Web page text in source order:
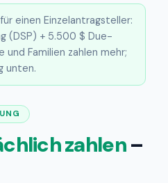
für einen Einzelantragsteller:
(DSP) + 5.500 $ Due-
und Familien zahlen mehr;
unten.
zahlen–